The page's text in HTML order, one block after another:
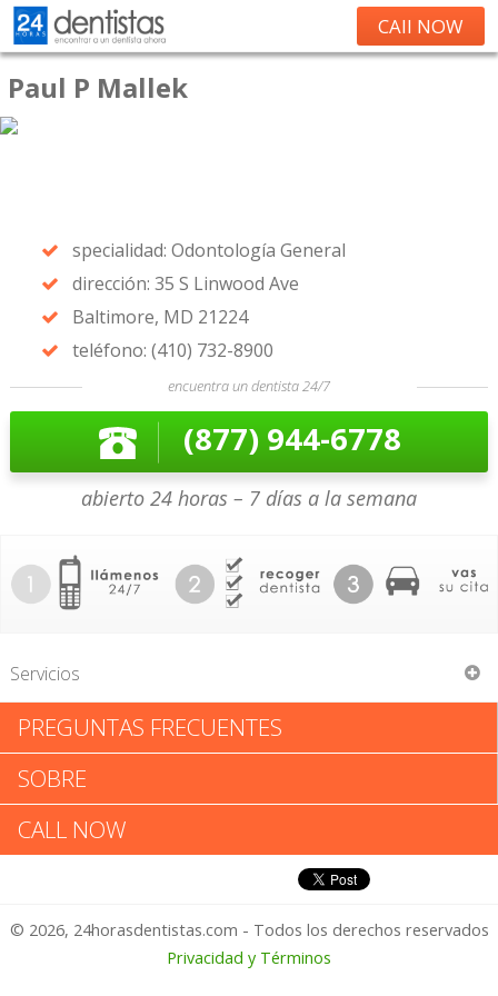
CAll NOW
Paul P Mallek
specialidad: Odontología General
dirección: 35 S Linwood Ave
Baltimore, MD 21224
teléfono: (410) 732-8900
encuentra un dentista 24/7
(877) 944-6778
abierto 24 horas – 7 días a la semana
Servicios
Paul P Mallek
Paul P Mallek: Califica tu
Experiencia
1 – No Feliz
PREGUNTAS FRECUENTES
SOBRE
CALL NOW
© 2026, 24horasdentistas.com - Todos los derechos reservados
Privacidad y Términos